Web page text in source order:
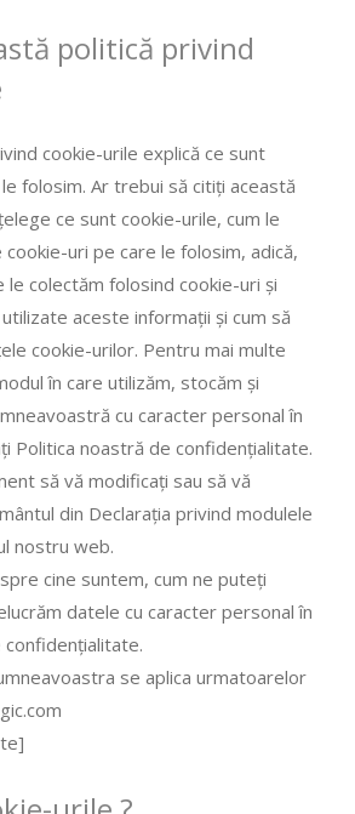
politică privind
cookie-urile explică ce sunt
folosim. Ar trebui să citiți această
ce sunt cookie-urile, cum le
uri pe care le folosim, adică,
le colectăm folosind cookie-uri și
aceste informații și cum să
cookie-urilor. Pentru mai multe
în care utilizăm, stocăm și
cu caracter personal în
Politica noastră de confidențialitate.
să vă modificați sau să vă
din Declarația privind modulele
nostru web.
cine suntem, cum ne puteți
datele cu caracter personal în
se aplica urmatoarelor